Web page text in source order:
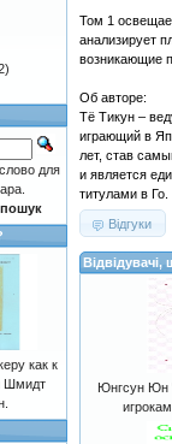
Том 1
анализирует
возникающие
Об авторе:
Тё Тикун –
играющий в
лет, став
и является
титулами в Го.
Відгуки
Юнгсун Юн
для
как к
Шмидт